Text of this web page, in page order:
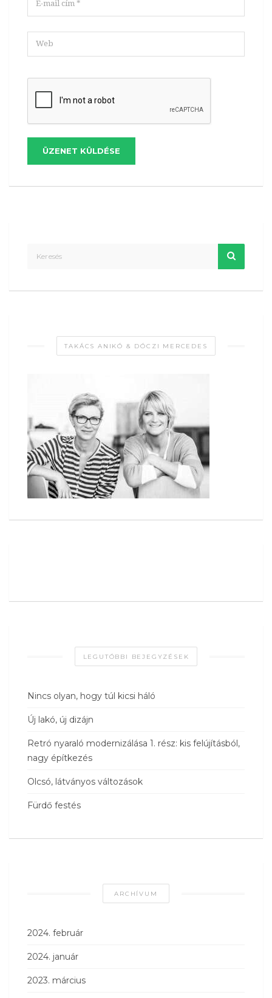
ÜZENET KÜLDÉSE
TAKÁCS ANIKÓ & DÓCZI MERCEDES
LEGUTÓBBI BEJEGYZÉSEK
Nincs olyan, hogy túl kicsi háló
Új lakó, új dizájn
Retró nyaraló modernizálása 1. rész: kis felújításból,
nagy építkezés
Olcsó, látványos változások
Fürdő festés
ARCHÍVUM
2024. február
2024. január
2023. március